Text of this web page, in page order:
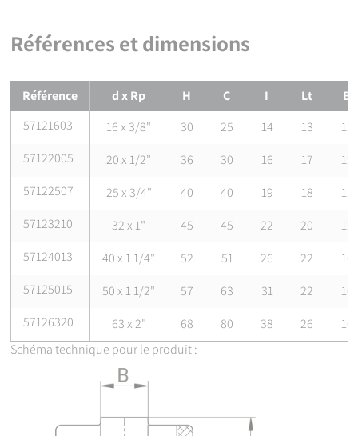
d'assainissement enterrés et aériens avec pression -
Polychlorure de vinyle non plastifié (PVC-U) - Partie 3 : raccords
étanchéité dans le filet — Partie 1: Dimensions, tolérances et
désignation
Certification
Références et dimensions
Références et dimensions de Manchon d'adaptation PVC avec
Référence d x Rp H C I Lt
B
57121603
16 x 3/8" 30 25 14 13
12
57122005
20 x 1/2" 36 30 16 17
12
57122507
25 x 3/4" 40 40 19 18
12
57123210
32 x 1" 45 45 22 20
12
57124013
40 x 1 1/4" 52 51 26 22
16
57125015
50 x 1 1/2" 57 63 31 22
16
57126320
63 x 2" 68 80 38 26
16
Schéma technique pour le produit :